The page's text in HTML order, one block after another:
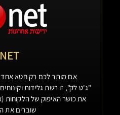
אם מותר לכם רק חטא
"ג'ט לק", זו רשת גלידות
את כושר האיפוק של הלקוחות
שוברים את